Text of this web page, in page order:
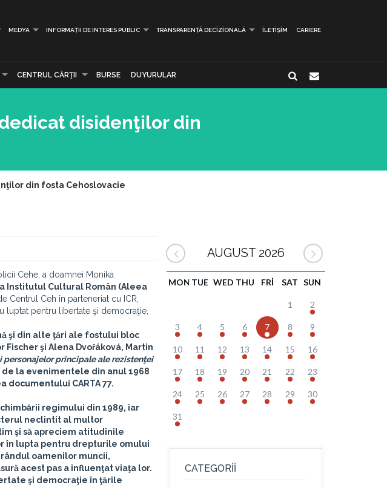
MEDYA INFORMAȚII DE INTERES PUBLIC TRANSPARENȚĂ DECIZIONALĂ İLETIŞIM CARIERE
CENTRUL CĂRŢII BURSE DUYURULAR
disidenţilor din
din fosta Cehoslovacie
Cehe, a doamnei Monika
Institutul Cultural Român (Aleea
Centrul Ceh în parteneriat cu ICR,
luptat pentru libertate şi democraţie,
şi din alte ţări ale fostului bloc
şi Alena Dvořáková, Martin
principale ale rezistenţei
de la evenimentele din anul 1968
documentului CARTA 77.
regimului din 1989, iar
neclintit al multor
şi să apreciem atitudinile
în lupta pentru drepturile omului
oamenilor muncii,
acest pas a influenţat viaţa lor.
şi democraţie în ţările
AUGUST 2026
MON TUE WED THU FRI SAT SUN
1 2
3 4 5 6 7 8 9
10 11 12 13 14 15 16
17 18 19 20 21 22 23
24 25 26 27 28 29 30
31
CATEGORII